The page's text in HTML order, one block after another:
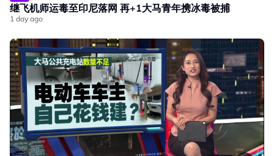
继飞机师运毒至印尼落网 再+1大马青年携冰毒被捕
1 day ago